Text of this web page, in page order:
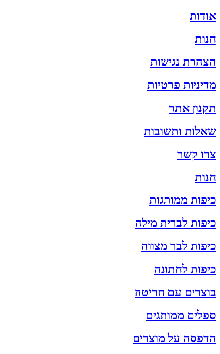
אודות
חנות
הצהרת נגישות
מדיניות פרטיות
תקנון אתר
שאלות ותשובות
צרו קשר
חנות
כיפות ממותגות
כיפות לברית מילה
כיפות לבר מצווה
כיפות לחתונה
בוצרים עם חריטה
ספלים ממותגים
הדפסה על מוצרים